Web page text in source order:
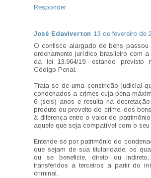
Responder
José Edaviverton 13 de fevereiro de
O confisco alargado de bens passou
ordenamento jurídico brasileiro com
da lei 13.964/19, estando previsto
Código Penal.
Trata-se de uma constrição judicial
condenados a crimes cuja pena
6 (seis) anos e resulta na
produto ou proveito do crime, dos
à diferença entre o valor do
aquele que seja compatível com o seu
Entende-se por patrimônio do
que sejam de sua titularidade, os
ou se beneficie, direto ou
transferidos a terceiros a partir do
criminal.